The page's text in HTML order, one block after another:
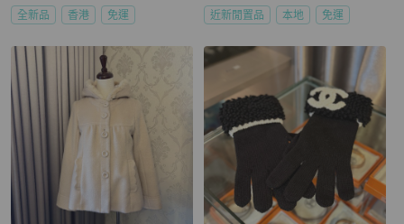
全新品 香港 免運 近新閒置品 本地 免運